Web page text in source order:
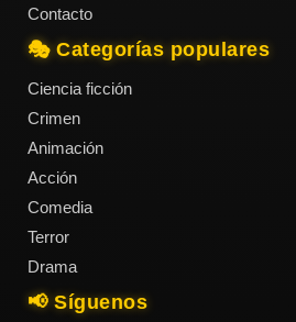
Contacto
🎭 Categorías populares
Ciencia ficción
Crimen
Animación
Acción
Comedia
Terror
Drama
📢 Síguenos